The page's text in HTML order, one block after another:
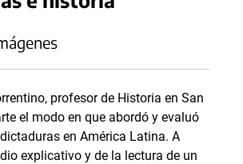
profesor de Historia en San
el modo en que abordó y evaluó
en América Latina. A
explicativo y de la lectura de un